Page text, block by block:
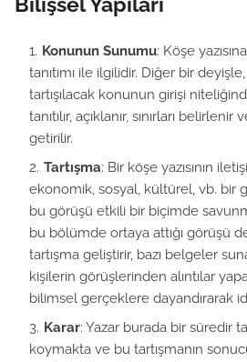
Konunun Sunumu: Köşe
tanıtımı ile ilgilidir. Diğer bir
tartışılacak konunun girişi
tanıtılır, açıklanır, sınırları
getirilir.
Tartışma: Bir köşe yazısının
ekonomik, sosyal, kültürel, vb. bir
bu görüşü etkili bir biçimde
bu bölümde ortaya attığı görüşü
tartışma geliştirir, bazı belgeler
kişilerin görüşlerinden alıntılar
bilimsel gerçeklere dayandırarak
Karar: Yazar burada bir süredir
koymakta ve bu tartışmanın